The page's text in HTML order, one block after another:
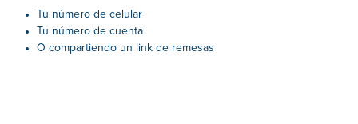
Tu número de celular
Tu número de cuenta
O compartiendo un link de remesas